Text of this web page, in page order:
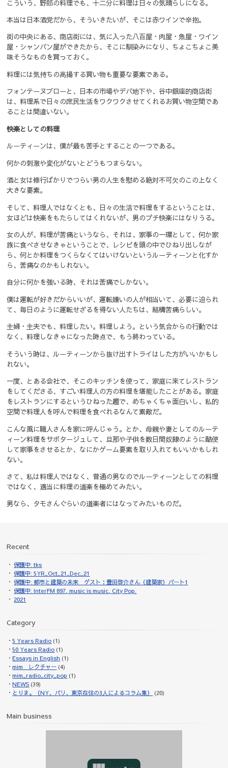
こういう、野郎の料理でも、十二分に料理は日々の気晴らしになる。
本当は日本酒党だから、そういきたいが、そこは赤ワインで辛抱。
街の中央にある、商店街には、気に入った八百屋・肉屋・魚屋・ワイン
屋・シャンパン屋ができたから、そこに馴染みになり、ちょこちょこ美
味そうなものを買っておく。
料理には気持ちの高揚する買い物も重要な要素である。
フォンテーヌブローと、日本の市場やデパ地下や、谷中銀座的商店街
は、料理系で日々の庶民生活をワクワクさせてくれるお買い物空間であ
ることは間違いない。
快楽としての料理
ルーティーンは、僕が最も苦手とすることの一つである。
何かの刺激や変化がないとどうもつまらない。
酒と女は修行ばかりでつらい男の人生を慰める絶対不可欠のこの上なく
大きな要素。
そして、料理人ではなくとも、日々の生活で料理をするということは、
女ほどは快楽をもたらしてはくれないが、男のプチ快楽にはなりうる。
女の人が、料理が苦痛というなら、それは、家事の一環として、何か家
族に食べさせなきゃということで、レシピを頭の中でひねり出しなが
ら、何とか料理をつくらなくてはいけないというルーティーンと化すか
ら、苦痛なのかもしれない。
自分に何かを強いる時、それは苦痛でしかない。
僕は運転が好きだからいいが、運転嫌いの人が相当いて、必要に迫られ
て、毎日のように運転せざるを得ない人たちは、結構苦痛らしい。
主婦・主夫でも、料理したい。料理しよう。という気合からの行動では
なく、料理しなきゃになった時点で、もう終わっている。
そういう時は、ルーティーンから抜け出すトライはした方がいいかもし
れない。
一度、とある会社で、そこのキッチンを使って、家庭に来てレストラン
をしてくださる、すごい料理人の方の料理を堪能したことがある。家庭
をレストランにするというひねった趣で、めちゃくちゃ面白いし、私的
空間で料理人を呼んで料理を食べれるなんて素敵だ。
こんな風に職人さんを家に呼んじゃう。とか、母親や妻としてのルーテ
ィーン料理をサボタージュして、旦那や子供を数日間奴隷のように酷使
して家事をさせるとか、なにかゲーム要素を取り入れてもいいかもしれ
ない。
さて、私は料理人ではなく、普通の男なのでルーティーンとしての料理
ではなく、適当に料理の道楽を極めてみたい。
男なら、タモさんぐらいの道楽者にはなってみたいものだ。
Recent
保護中: tks
保護中: 5YR_Oct_21_Dec_21
保護中: 都市と建築の未来 ゲスト：豊田啓介さん（建築家）パート1
保護中: InterFM 897, music is music, City Pop.
2021
Category
5 Years Radio (1)
50 Years Radio (1)
Essays in English (1)
mim レクチャー (4)
mim_radio_city_pop (1)
NEWS (39)
とりま。（NY、パリ、東京在住の3人によるコラム集）
(20)
Main business